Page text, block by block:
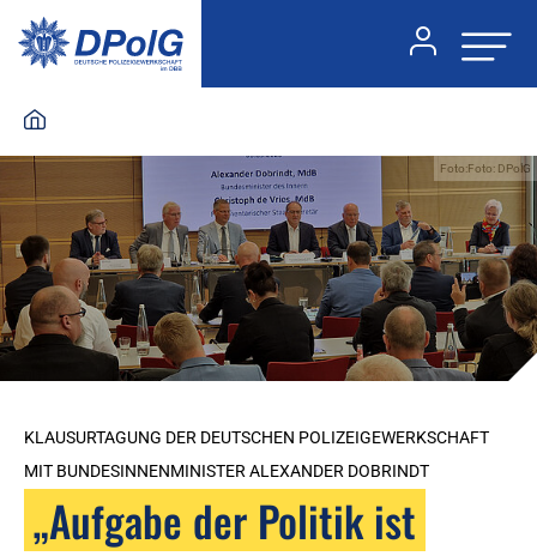
Foto:Foto: DPolG
KLAUSURTAGUNG DER DEUTSCHEN POLIZEIGEWERKSCHAFT
MIT BUNDESINNENMINISTER ALEXANDER DOBRINDT
„Aufgabe der Politik ist